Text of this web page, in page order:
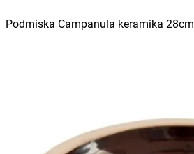
Podmiska Campanula keramika 28cm